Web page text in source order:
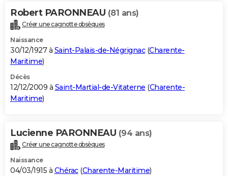
Robert PARONNEAU (81 ans)
Créer une cagnotte obsèques
Naissance
30/12/1927 à Saint-Palais-de-Négrignac(Charente-
Maritime)
Décès
12/12/2009 à Saint-Martial-de-Vitaterne (Charente-
Maritime)
Lucienne PARONNEAU (94 ans)
Créer une cagnotte obsèques
Naissance
04/03/1915 à Chérac(Charente-Maritime)